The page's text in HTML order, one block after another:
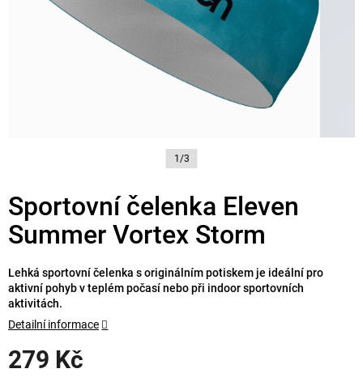
1/3
Sportovní čelenka Eleven
Summer Vortex Storm
279 Kč
Lehká sportovní čelenka s originálním potiskem je ideální pro
aktivní pohyb v teplém počasí nebo při indoor sportovních
aktivitách.
Detailní informace